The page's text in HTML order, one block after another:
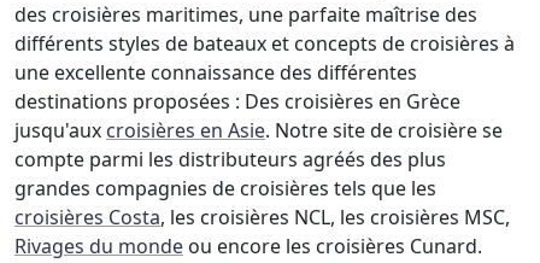
des croisières maritimes, une parfaite maîtrise des
différents styles de bateaux et concepts de croisières à
une excellente connaissance des différentes
destinations proposées : Des croisières en Grèce
jusqu'aux croisières en Asie. Notre site de croisière se
compte parmi les distributeurs agréés des plus
grandes compagnies de croisières tels que les
croisières Costa, les croisières NCL, les croisières MSC,
Rivages du monde ou encore les croisières Cunard.